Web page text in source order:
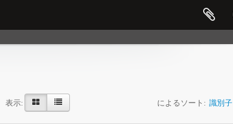
表示: によるソート: 識別子